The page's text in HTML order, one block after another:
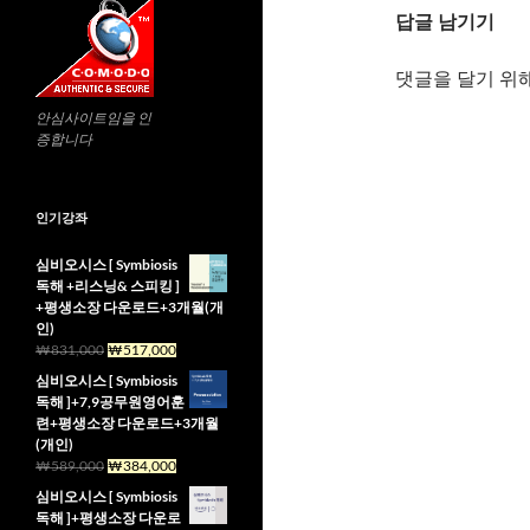
답글 남기기
댓글을 달기 위
안심사이트임을 인
증합니다
인기강좌
심비오시스 [ Symbiosis
독해 +리스닝& 스피킹 ]
+평생소장 다운로드+3개월(개
인)
₩831,000 원
가
격:
₩831,000.
₩517,000현
격:
₩517,000.
심비오시스 [ Symbiosis
독해 ]+7,9공무원영어훈
련+평생소장 다운로드+3개월
(개인)
₩589,000 원
가
₩384,000현
심비오시스 [ Symbiosis
독해 ]+평생소장 다운로